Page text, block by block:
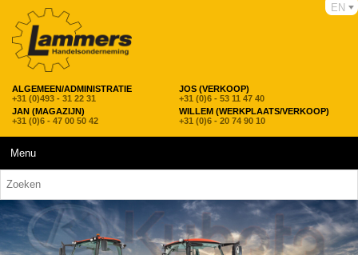
ALGEMEEN/ADMINISTRATIE
+31 (0)493 - 31 22 31
JOS (VERKOOP)
+31 (0)6 - 53 11 47 40
JAN (MAGAZIJN)
+31 (0)6 - 47 00 50 42
WILLEM (WERKPLAATS/VERKOOP)
+31 (0)6 - 20 74 90 10
EN
Menu